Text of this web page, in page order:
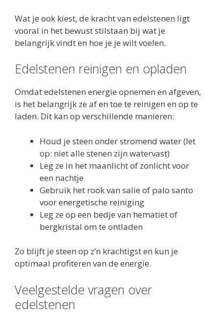
Wat je ook kiest, de kracht van edelstenen ligt
vooral in het bewust stilstaan bij wat je
belangrijk vindt en hoe je je wilt voelen.
Edelstenen reinigen en opladen
Omdat edelstenen energie opnemen en afgeven,
is het belangrijk ze af en toe te reinigen en op te
laden. Dit kan op verschillende manieren:
Houd je steen onder stromend water (let
op: niet alle stenen zijn watervast)
Leg ze in het maanlicht of zonlicht voor
een nachtje
Gebruik het rook van salie of palo santo
voor energetische reiniging
Leg ze op een bedje van hematiet of
bergkristal om te ontladen
Zo blijft je steen op z’n krachtigst en kun je
optimaal profiteren van de energie.
Veelgestelde vragen over
edelstenen